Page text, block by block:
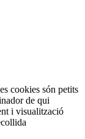
cookies són petits
de qui
i visualització